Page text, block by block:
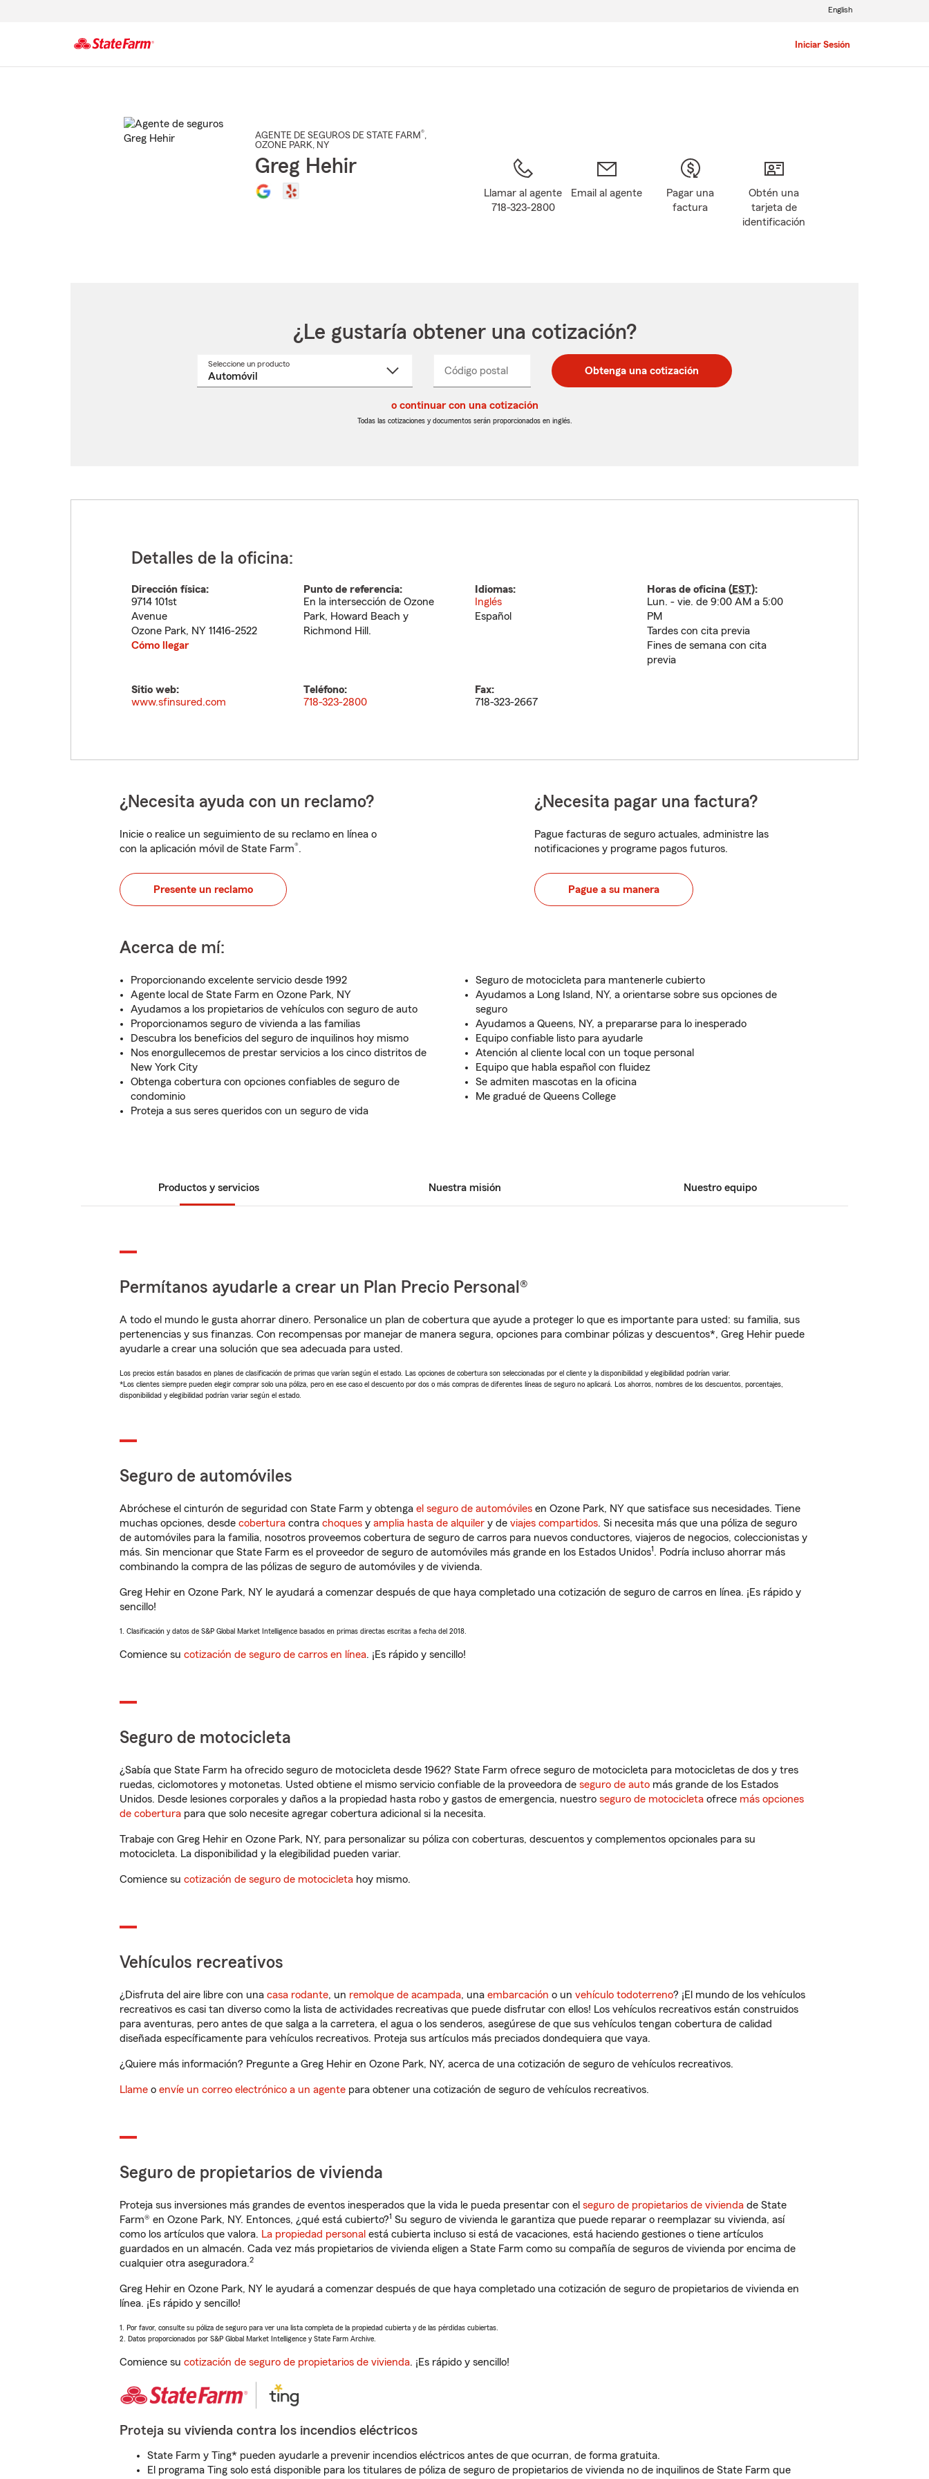
Iniciar Sesión
English
AGENTE DE SEGUROS DE STATE FARM®,
OZONE PARK, NY
Greg Hehir
Llamar al agente
718-323-2800
Email al agente
Pagar una
factura
Obtén una
tarjeta de
identificación
¿Le gustaría obtener una cotización?
Seleccione un productoSeleccione
Código postal
postal
de
postal
de
_____ Obtenga una cotización
o continuar con una cotización
Todas las cotizaciones y documentos serán proporcionados en inglés.
Detalles de la oficina:
Dirección física:
9714 101st
Avenue
Ozone Park, NY 11416-2522
Cómo llegar
Punto de referencia:
En la intersección de Ozone
Park, Howard Beach y
Richmond Hill.
Idiomas:
Inglés
Español
Horas de oficina (EST):
Lun. - vie. de 9:00 AM a 5:00
PM
Tardes con cita previa
Fines de semana con cita
previa
Sitio web:
www.sfinsured.com
Teléfono:
718-323-2800
Fax:
718-323-2667
¿Necesita ayuda con un reclamo?
Inicie o realice un seguimiento de su reclamo en línea o
con la aplicación móvil de State Farm®.
Presente un reclamo
¿Necesita pagar una factura?
Pague facturas de seguro actuales, administre las
notificaciones y programe pagos futuros.
Pague a su manera
Acerca de mí:
Proporcionando excelente servicio desde 1992
Agente local de State Farm en Ozone Park, NY
Ayudamos a los propietarios de vehículos con seguro de auto
Proporcionamos seguro de vivienda a las familias
Descubra los beneficios del seguro de inquilinos hoy mismo
Nos enorgullecemos de prestar servicios a los cinco distritos de
New York City
Obtenga cobertura con opciones confiables de seguro de
condominio
Proteja a sus seres queridos con un seguro de vida
Seguro de motocicleta para mantenerle cubierto
Ayudamos a Long Island, NY, a orientarse sobre sus opciones de
seguro
Ayudamos a Queens, NY, a prepararse para lo inesperado
Equipo confiable listo para ayudarle
Atención al cliente local con un toque personal
Equipo que habla español con fluidez
Se admiten mascotas en la oficina
Me gradué de Queens College
Productos y servicios Nuestra misión Nuestro equipo
Permítanos ayudarle a crear un Plan Precio Personal®
A todo el mundo le gusta ahorrar dinero. Personalice un plan de cobertura que ayude a proteger lo que es importante para usted: su familia, sus
pertenencias y sus finanzas. Con recompensas por manejar de manera segura, opciones para combinar pólizas y descuentos*, Greg Hehir puede
ayudarle a crear una solución que sea adecuada para usted.
Los precios están basados en planes de clasificación de primas que varían según el estado. Las opciones de cobertura son seleccionadas por el cliente y la disponibilidad y elegibilidad podrían variar.
*Los clientes siempre pueden elegir comprar solo una póliza, pero en ese caso el descuento por dos o más compras de diferentes líneas de seguro no aplicará. Los ahorros, nombres de los descuentos, porcentajes,
disponibilidad y elegibilidad podrían variar según el estado.
Seguro de automóviles
Abróchese el cinturón de seguridad con State Farm y obtenga el seguro de automóviles en Ozone Park, NY que satisface sus necesidades. Tiene
muchas opciones, desde cobertura contra choques y amplia hasta de alquiler y de viajes compartidos. Si necesita más que una póliza de seguro
de automóviles para la familia, nosotros proveemos cobertura de seguro de carros para nuevos conductores, viajeros de negocios, coleccionistas y
más. Sin mencionar que State Farm es el proveedor de seguro de automóviles más grande en los Estados Unidos1. Podría incluso ahorrar más
combinando la compra de las pólizas de seguro de automóviles y de vivienda.
Greg Hehir en Ozone Park, NY le ayudará a comenzar después de que haya completado una cotización de seguro de carros en línea. ¡Es rápido y
sencillo!
1. Clasificación y datos de S&P Global Market Intelligence basados en primas directas escritas a fecha del 2018.
Comience su cotización de seguro de carros en línea. ¡Es rápido y sencillo!
Seguro de motocicleta
¿Sabía que State Farm ha ofrecido seguro de motocicleta desde 1962? State Farm ofrece seguro de motocicleta para motocicletas de dos y tres
ruedas, ciclomotores y motonetas. Usted obtiene el mismo servicio confiable de la proveedora de seguro de auto más grande de los Estados
Unidos. Desde lesiones corporales y daños a la propiedad hasta robo y gastos de emergencia, nuestro seguro de motocicleta ofrece más opciones
de cobertura para que solo necesite agregar cobertura adicional si la necesita.
Trabaje con Greg Hehir en Ozone Park, NY, para personalizar su póliza con coberturas, descuentos y complementos opcionales para su
motocicleta. La disponibilidad y la elegibilidad pueden variar.
Comience su cotización de seguro de motocicleta hoy mismo.
Vehículos recreativos
¿Disfruta del aire libre con una casa rodante, un remolque de acampada, una embarcación o un vehículo todoterreno? ¡El mundo de los vehículos
recreativos es casi tan diverso como la lista de actividades recreativas que puede disfrutar con ellos! Los vehículos recreativos están construidos
para aventuras, pero antes de que salga a la carretera, el agua o los senderos, asegúrese de que sus vehículos tengan cobertura de calidad
diseñada específicamente para vehículos recreativos. Proteja sus artículos más preciados dondequiera que vaya.
¿Quiere más información? Pregunte a Greg Hehir en Ozone Park, NY, acerca de una cotización de seguro de vehículos recreativos.
Llame o envíe un correo electrónico a un agente para obtener una cotización de seguro de vehículos recreativos.
Seguro de propietarios de vivienda
Proteja sus inversiones más grandes de eventos inesperados que la vida le pueda presentar con el seguro de propietarios de vivienda de State
Farm® en Ozone Park, NY. Entonces, ¿qué está cubierto?1 Su seguro de vivienda le garantiza que puede reparar o reemplazar su vivienda, así
como los artículos que valora. La propiedad personal está cubierta incluso si está de vacaciones, está haciendo gestiones o tiene artículos
guardados en un almacén. Cada vez más propietarios de vivienda eligen a State Farm como su compañía de seguros de vivienda por encima de
cualquier otra aseguradora.2
Greg Hehir en Ozone Park, NY le ayudará a comenzar después de que haya completado una cotización de seguro de propietarios de vivienda en
línea. ¡Es rápido y sencillo!
1. Por favor, consulte su póliza de seguro para ver una lista completa de la propiedad cubierta y de las pérdidas cubiertas.
2. Datos proporcionados por S&P Global Market Intelligence y State Farm Archive.
Comience su cotización de seguro de propietarios de vivienda. ¡Es rápido y sencillo!
Proteja su vivienda contra los incendios eléctricos
State Farm y Ting* pueden ayudarle a prevenir incendios eléctricos antes de que ocurran, de forma gratuita.
El programa Ting solo está disponible para los titulares de póliza de seguro de propietarios de vivienda no de inquilinos de State Farm que